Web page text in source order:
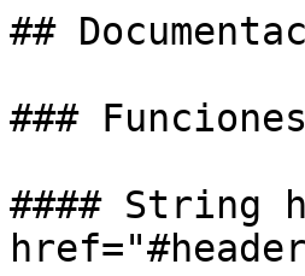
##
###
#### String